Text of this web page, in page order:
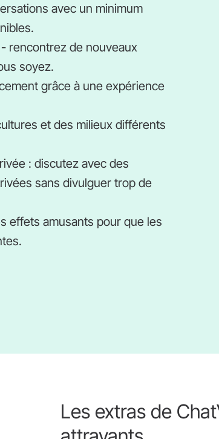
avec un minimum
rencontrez de nouveaux
soyez.
grâce à une expérience
et des milieux différents
: discutez avec des
sans divulguer trop de
effets amusants pour que les
Les extras de